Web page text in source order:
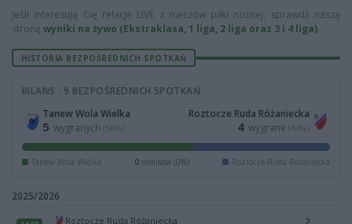
Jeśli interesują Cię relacje LIVE z meczów piłki nożnej, sprawdź naszą
stronę wyniki na żywo (Ekstraklasa, 1 liga, 2 liga oraz 3 i 4 liga).
HISTORIA BEZPOŚREDNICH SPOTKAŃ
BILANS · 9 BEZPOŚREDNICH SPOTKAŃ
Tanew Wola Wielka
5 wygranych (56%)
Roztocze Ruda Różaniecka
4 wygrane (44%)
Tanew Wola Wielka 0 remisów (0%) Roztocze Ruda Różaniecka
2025/2026
Roztocze Ruda Różaniecka
2